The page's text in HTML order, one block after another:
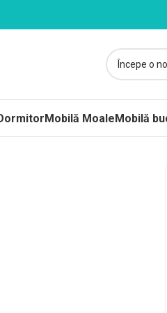
Mobilă MoaleMobilă